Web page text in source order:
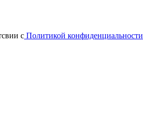
с Политикой конфиденциальности